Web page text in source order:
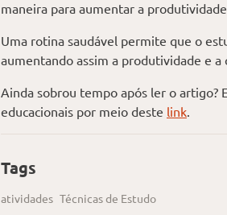
maneira para aumentar a produtividade.
Uma rotina saudável permite que o
aumentando assim a produtividade e a
Ainda sobrou tempo após ler o artigo?
educacionais por meio deste link
Tags
atividades Técnicas de Estudo